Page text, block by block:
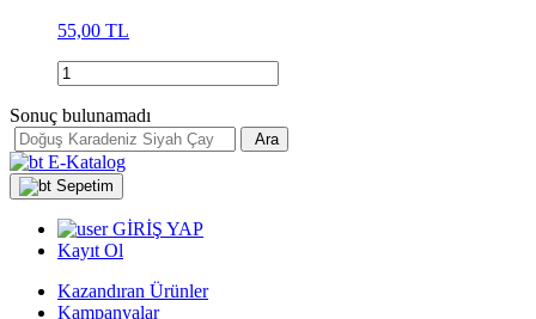
55,00 TL
Sonuç bulunamadı
Ara
E-Katalog
Sepetim
GİRİŞ YAP
Kayıt Ol
Kazandıran Ürünler
Kampanyalar